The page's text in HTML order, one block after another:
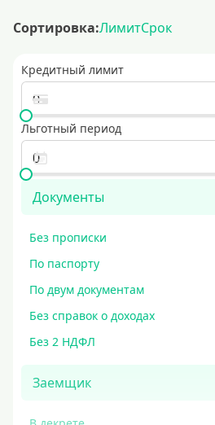
Сортировка:ЛимитСрок
Кредитный лимит
Льготный период
Документы
Без прописки
По паспорту
По двум документам
Без справок о доходах
Без 2 НДФЛ
Заемщик